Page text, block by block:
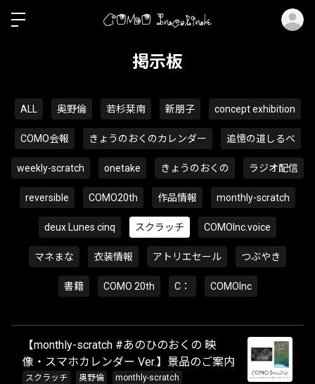
掲示板
ALL 奥野倫 若杉栞南 新朋子 concept exhibition
COMO会報 きょうのおくのカレンダー 追憶の道しるべ
weekly-scratch onetake きょうのおくの ラジオ配信
reversible COMO20th 作品情報 monthly-scratch
deux Lunes cinq スクラッチ COMOInc.voice
マネまな 衣装情報 アトリエセール つぶやき
書籍 COMO 20th C： COMOInc
【monthly-scratch #あのひのおくの 映
像・スマホカレンダー Ver.】景品のご案内
スクラッチ 奥野倫
monthly-scratch